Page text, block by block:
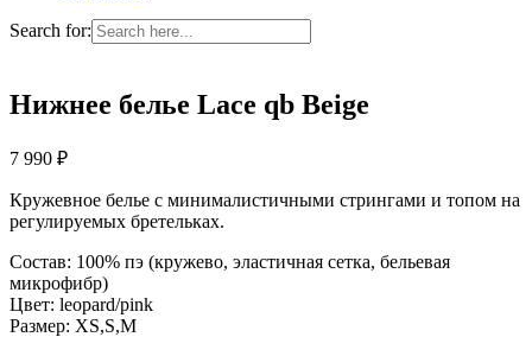
Search for:
Нижнее белье Lace qb Beige
7 990 ₽
Кружевное белье с минималистичными стрингами и топом на
регулируемых бретельках.
Состав: 100% пэ (кружево, эластичная сетка, бельевая
микрофибр)
Цвет: leopard/pink
Размер: XS,S,M